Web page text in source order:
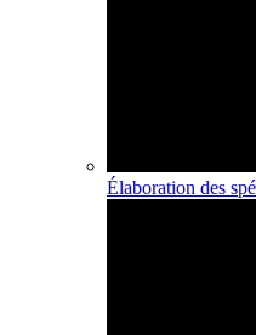
Élaboration des